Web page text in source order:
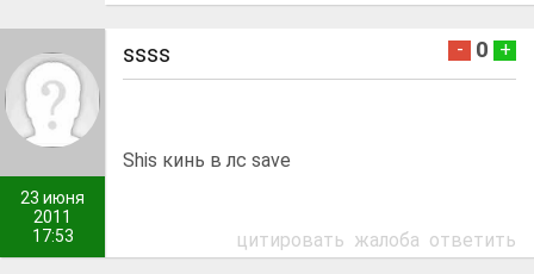
23 июня
2011
17:53
ssss - 0 +
Shis кинь в лс save
цитировать жалоба ответить